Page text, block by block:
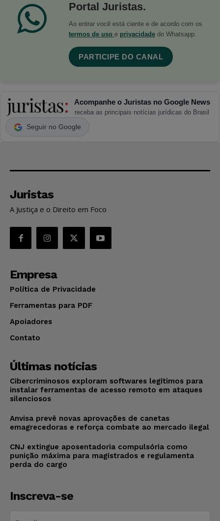
Portal Juristas.
Ao entrar você está ciente e de acordo com os
termos de uso e privacidade do Whatsapp.
PARTICIPE DO CANAL
Acompanhe o Juristas no Google News
receba as principais notícias jurídicas do Brasil
Seguir no Google
Juristas
A Justiça e o Direito em Foco
Empresa
Política de Privacidade
Ferramentas para PDF
Apoiadores
Contato
Últimas notícias
Cibercriminosos exploram softwares legítimos para
instalar ferramentas de acesso remoto em ataques
silenciosos
Anvisa prevê novas aprovações de canetas
emagrecedoras e reforça combate ao mercado ilegal
CNJ extingue aposentadoria compulsória como
punição máxima para magistrados e regulamenta
perda do cargo
Inscreva-se